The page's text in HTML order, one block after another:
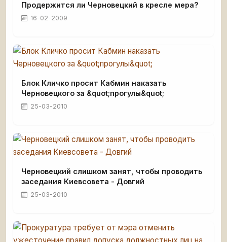
Продержится ли Черновецкий в кресле мера?
16-02-2009
Блок Кличко просит Кабмин наказать
Черновецкого за &quot;прогулы&quot;
25-03-2010
Черновецкий слишком занят, чтобы проводить
заседания Киевсовета - Довгий
25-03-2010